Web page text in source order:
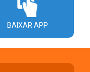
BAIXAR APP